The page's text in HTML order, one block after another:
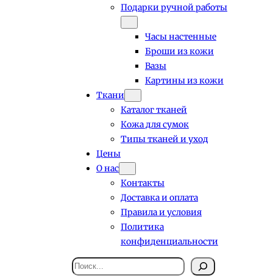
Подарки ручной работы
Часы настенные
Броши из кожи
Вазы
Картины из кожи
Ткани
Каталог тканей
Кожа для сумок
Типы тканей и уход
Цены
О нас
Контакты
Доставка и оплата
Правила и условия
Политика
конфиденциальности
Поиск